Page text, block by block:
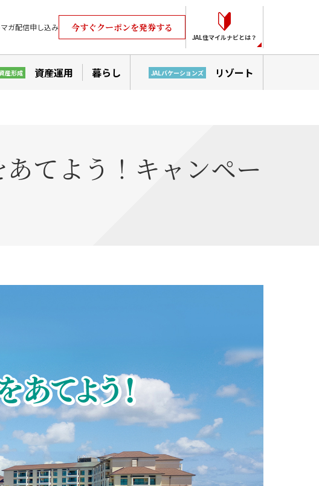
ガ配信申し込み 今すぐクーポンを発券する
JAL住マイルナビとは？
産形成 資産運用 暮らし JALバケーションズ リゾート
てよう！キャンペー